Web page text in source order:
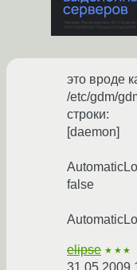
это вроде
/etc/gdm/
строки:
[daemon]
false
elipse ★★★